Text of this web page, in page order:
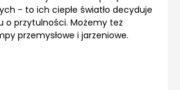
- to ich ciepłe światło decyduje
o przytulności. Możemy też
przemysłowe i jarzeniowe.